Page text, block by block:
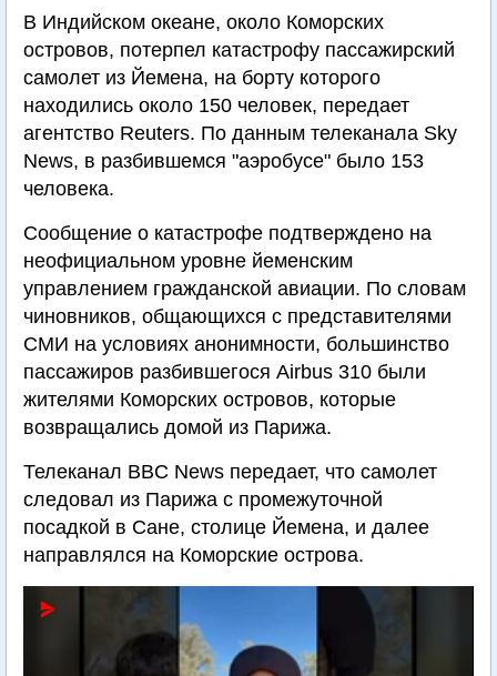
В Индийском океане, около Коморских
островов, потерпел катастрофу пассажирский
самолет из Йемена, на борту которого
находились около 150 человек, передает
агентство Reuters. По данным телеканала Sky
News, в разбившемся "аэробусе" было 153
человека.
Сообщение о катастрофе подтверждено на
неофициальном уровне йеменским
управлением гражданской авиации. По словам
чиновников, общающихся с представителями
СМИ на условиях анонимности, большинство
пассажиров разбившегося Airbus 310 были
жителями Коморских островов, которые
возвращались домой из Парижа.
Телеканал BBC News передает, что самолет
следовал из Парижа с промежуточной
посадкой в Сане, столице Йемена, и далее
направлялся на Коморские острова.